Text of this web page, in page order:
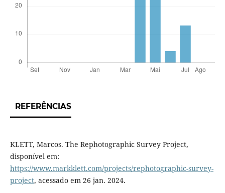
REFERÊNCIAS
KLETT, Marcos. The Rephotographic Survey Project,
disponível em:
https://www.markklett.com/projects/rephotographic-survey-
project, acessado em 26 jan. 2024.